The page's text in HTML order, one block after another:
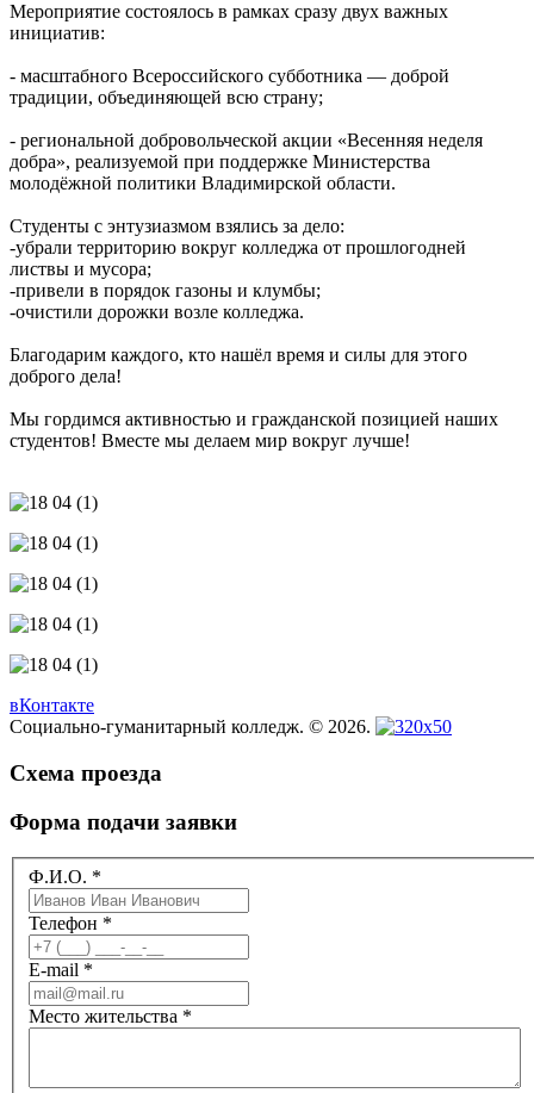
Мероприятие состоялось в рамках сразу двух важных
инициатив:
- масштабного Всероссийского субботника — доброй
традиции, объединяющей всю страну;
- региональной добровольческой акции «Весенняя неделя
добра», реализуемой при поддержке Министерства
молодёжной политики Владимирской области.
Студенты с энтузиазмом взялись за дело:
-убрали территорию вокруг колледжа от прошлогодней
листвы и мусора;
-привели в порядок газоны и клумбы;
-очистили дорожки возле колледжа.
Благодарим каждого, кто нашёл время и силы для этого
доброго дела!
Мы гордимся активностью и гражданской позицией наших
студентов! Вместе мы делаем мир вокруг лучше!
вКонтакте
Социально-гуманитарный колледж. © 2026.
Схема проезда
Форма подачи заявки
Ф.И.О. *
Телефон *
E-mail *
Место жительства *